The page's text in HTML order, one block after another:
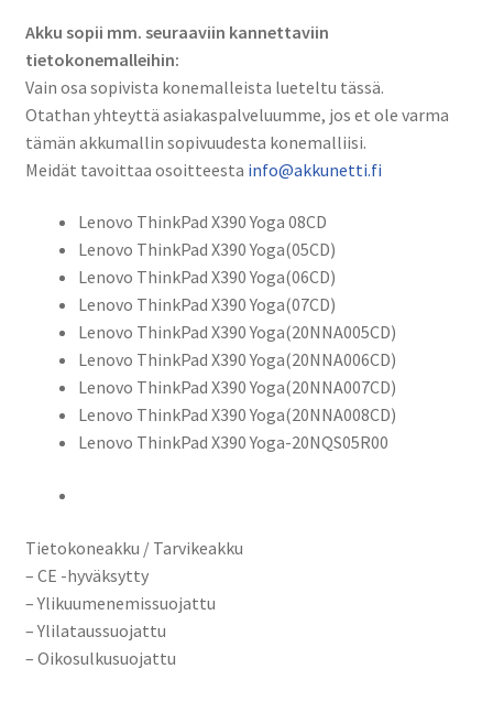
Akku sopii mm. seuraaviin kannettaviin
tietokonemalleihin:
Vain osa sopivista konemalleista lueteltu tässä.
Otathan yhteyttä asiakaspalveluumme, jos et ole varma
tämän akkumallin sopivuudesta konemalliisi.
Meidät tavoittaa osoitteesta info@akkunetti.fi
Lenovo ThinkPad X390 Yoga 08CD
Lenovo ThinkPad X390 Yoga(05CD)
Lenovo ThinkPad X390 Yoga(06CD)
Lenovo ThinkPad X390 Yoga(07CD)
Lenovo ThinkPad X390 Yoga(20NNA005CD)
Lenovo ThinkPad X390 Yoga(20NNA006CD)
Lenovo ThinkPad X390 Yoga(20NNA007CD)
Lenovo ThinkPad X390 Yoga(20NNA008CD)
Lenovo ThinkPad X390 Yoga-20NQS05R00
Tietokoneakku / Tarvikeakku
– CE -hyväksytty
– Ylikuumenemissuojattu
– Ylilataussuojattu
– Oikosulkusuojattu